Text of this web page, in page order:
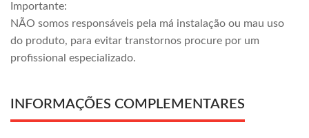
Importante:
NÃO somos responsáveis pela má instalação ou mau uso
do produto, para evitar transtornos procure por um
profissional especializado.
INFORMAÇÕES COMPLEMENTARES